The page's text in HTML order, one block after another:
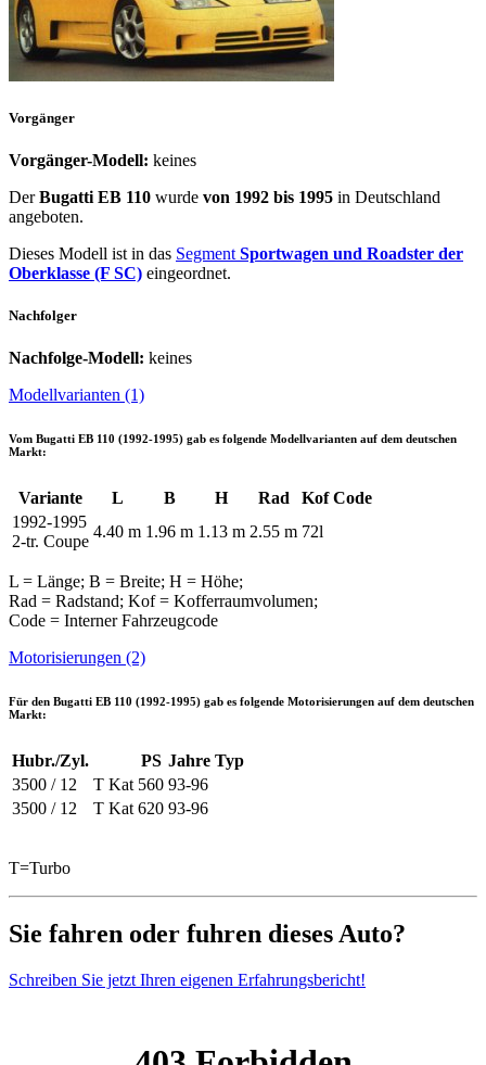
Vorgänger
Vorgänger-Modell: keines
DerBugatti EB 110 wurde von 1992 bis 1995 in Deutschland
angeboten.
Dieses Modell ist in das Segment Sportwagen und Roadster der
Oberklasse (F SC) eingeordnet.
Nachfolger
Nachfolge-Modell: keines
Modellvarianten (1)
Vom Bugatti EB 110 (1992-1995) gab es folgende Modellvarianten auf dem deutschen
Markt:
Variante L B H Rad Kof Code
1992-1995
2-tr. Coupe
4.40 m 1.96 m 1.13 m 2.55 m 72l
L = Länge; B = Breite; H = Höhe;
Rad = Radstand; Kof = Kofferraumvolumen;
Code = Interner Fahrzeugcode
Motorisierungen (2)
Für den Bugatti EB 110 (1992-1995) gab es folgende Motorisierungen auf dem deutschen
Markt:
Hubr./Zyl. PS Jahre Typ
3500 / 12
T Kat 560 93-96
3500 / 12
T Kat 620 93-96
T=Turbo
Sie fahren oder fuhren dieses Auto?
Schreiben Sie jetzt Ihren eigenen Erfahrungsbericht!